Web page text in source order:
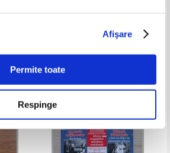
Afişare
Permite toate
Respinge
-30%